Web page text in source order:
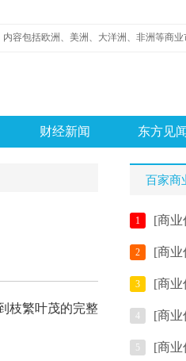
财经新闻 东方见闻
枝繁叶茂的完整
百家商
1
2
3
4
5